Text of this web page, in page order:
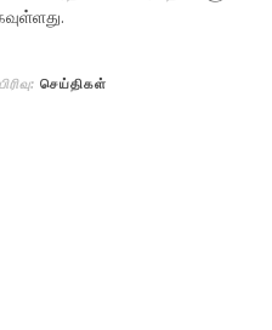
பிரிவு: செய்திகள்